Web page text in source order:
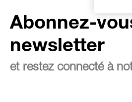
Abonnez-
newsletter
et restez connecté à